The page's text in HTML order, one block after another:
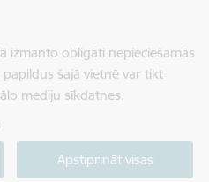
izmanto obligāti nepieciešamās
šajā vietnē var tikt
mediju sīkdatnes.
Apstiprināt visas